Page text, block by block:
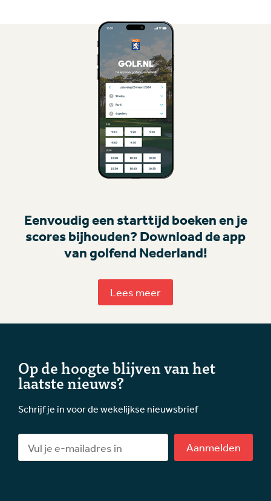
Eenvoudig een starttijd boeken en je
scores bijhouden? Download de app
van golfend Nederland!
Lees meer
Op de hoogte blijven van het
laatste nieuws?
Schrijf je in voor de wekelijkse nieuwsbrief
Aanmelden